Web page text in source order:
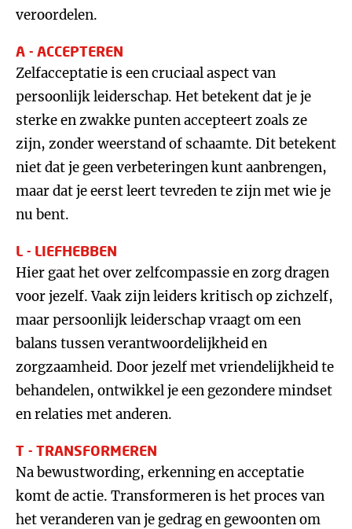
veroordelen.
A - ACCEPTEREN
Zelfacceptatie is een cruciaal aspect van
persoonlijk leiderschap. Het betekent dat je je
sterke en zwakke punten accepteert zoals ze
zijn, zonder weerstand of schaamte. Dit betekent
niet dat je geen verbeteringen kunt aanbrengen,
maar dat je eerst leert tevreden te zijn met wie je
nu bent.
L - LIEFHEBBEN
Hier gaat het over zelfcompassie en zorg dragen
voor jezelf. Vaak zijn leiders kritisch op zichzelf,
maar persoonlijk leiderschap vraagt om een
balans tussen verantwoordelijkheid en
zorgzaamheid. Door jezelf met vriendelijkheid te
behandelen, ontwikkel je een gezondere mindset
en relaties met anderen.
T - TRANSFORMEREN
Na bewustwording, erkenning en acceptatie
komt de actie. Transformeren is het proces van
het veranderen van je gedrag en gewoonten om